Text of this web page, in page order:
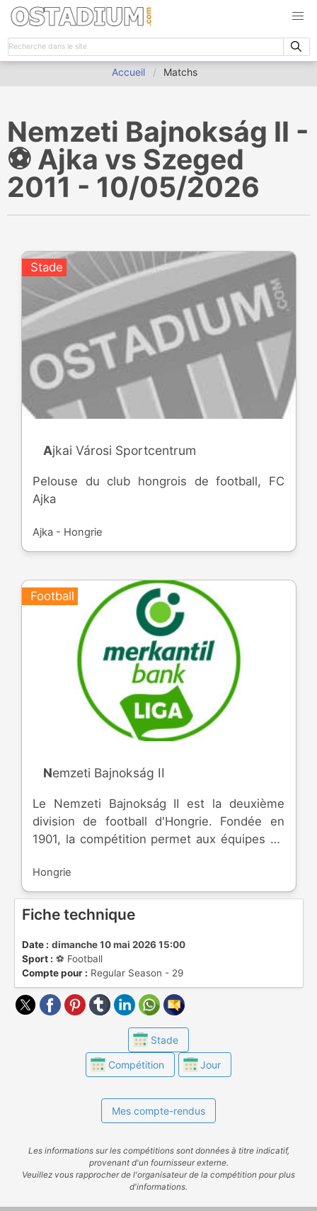
Accueil Matchs
Nemzeti Bajnokság II -
⚽️ Ajka vs Szeged
2011 - 10/05/2026
Stade
Ajkai Városi Sportcentrum
Pelouse du club hongrois de football, FC
Ajka
Ajka - Hongrie
Football
Nemzeti Bajnokság II
Le Nemzeti Bajnokság II est la deuxième
division de football d'Hongrie. Fondée en
1901, la compétition permet aux équipes de
dans l'élite.
Hongrie
Fiche technique
Date : dimanche 10 mai 2026 15:00
Sport : ⚽️ Football
Compte pour : Regular Season - 29
Stade
Compétition Jour
Mes compte-rendus
Les informations sur les compétitions sont données à titre indicatif,
provenant d'un fournisseur externe.
Veuillez vous rapprocher de l'organisateur de la compétition pour plus
d'informations.